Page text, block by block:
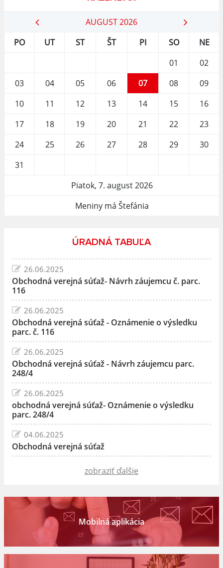
AUGUST 2026
PO
UT ST ŠT PI SO
NE
01
02
03
04 05 06 07 08
09
10
11 12 13 14 15
16
17
18 19 20 21 22
23
24
25 26 27 28 29
30
31
Piatok, 7. august 2026
Meniny má Štefánia
ÚRADNÁ TABUĽA
26.06.2025
Obchodná verejná súťaž- Návrh záujemcu č. parc.
116
26.06.2025
Obchodná verejná súťaž - Oznámenie o výsledku
parc. č. 116
26.06.2025
Obchodná verejná súťaž - Návrh záujemcu parc.
248/4
26.06.2025
obchodná verejná súťaž- Oznámenie o výsledku
parc. 248/4
04.06.2025
Obchodná verejná súťaž
zobraziť ďalšie
Mobilná aplikácia